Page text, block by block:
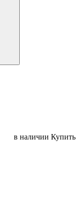
в наличии Купить